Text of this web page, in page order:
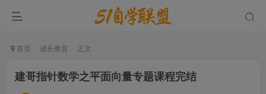
首页 成长教育 正文
建哥指针数学之平面向量专题课程完结